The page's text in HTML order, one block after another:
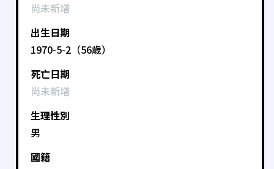
尚未新增
出生日期
1970-5-2（56歲）
死亡日期
尚未新增
生理性別
男
國籍